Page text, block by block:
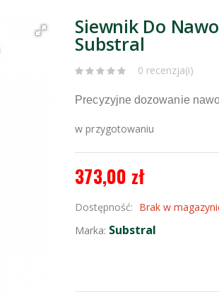
Siewnik Do
Substral
0 recenzja(i)
Precyzyjne dozowanie
w przygotowaniu
373,00 zł
Dostępność: Brak w
Marka: Substral